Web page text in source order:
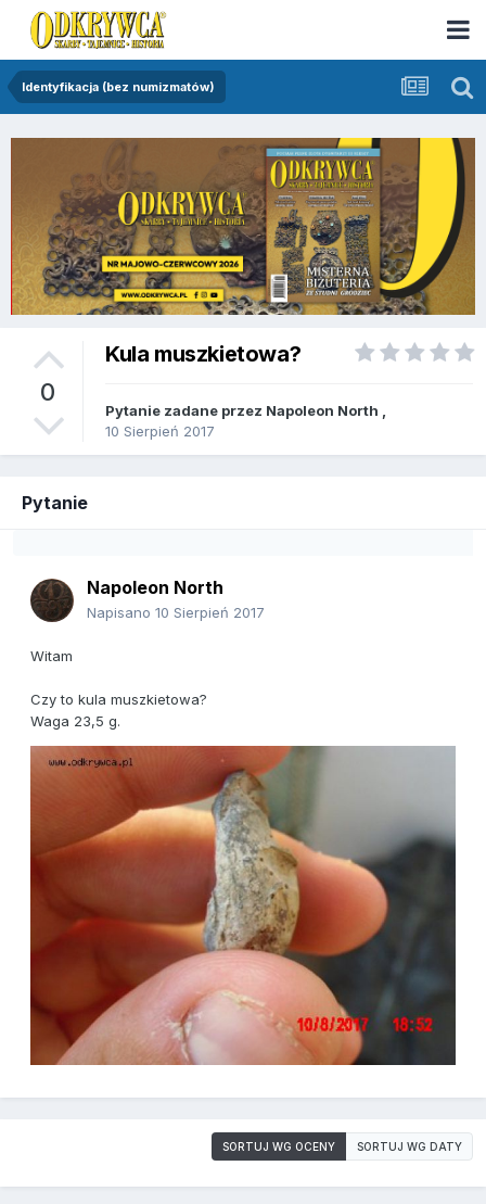
Identyfikacja (bez numizmatów)
0
Kula muszkietowa?
Pytanie zadane przez Napoleon North
10 Sierpień 2017
Pytanie
Napoleon North
Napisano 10 Sierpień 2017
Witam
Czy to kula muszkietowa?
Waga 23,5 g.
SORTUJ WG OCENY SORTUJ WG DATY